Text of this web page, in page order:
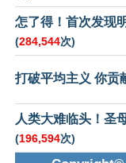
怎了得！首次发现
(284,544次)
打破平均主义 你贡
人类大难临头！圣
(196,594次)